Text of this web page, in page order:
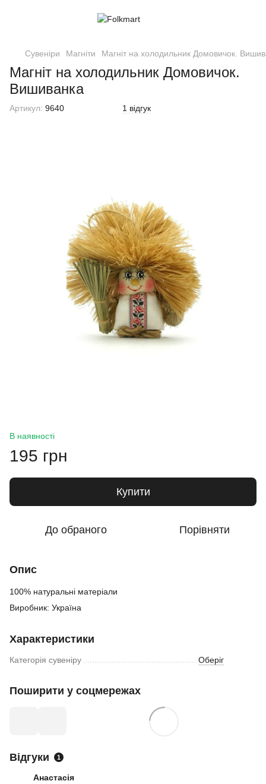
Сувеніри Магніти Магніт на холодильник Домовичок.
Магніт на холодильник Домовичок.
Вишиванка
Артикул: 9640 1 відгук
В наявності
195 грн
Купити
До обраного Порівняти
Опис
100% натуральні матеріали
Виробник: Україна
Характеристики
Категорія сувеніру Оберіг
Поширити у соцмережах
Відгуки 1
Анастасія